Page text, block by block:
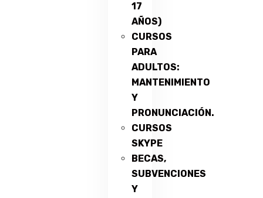
17
AÑOS)
CURSOS
PARA
ADULTOS:
MANTENIMIENTO
Y
PRONUNCIACIÓN.
CURSOS
SKYPE
BECAS,
SUBVENCIONES
Y